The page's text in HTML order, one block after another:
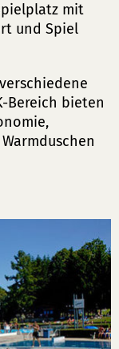
mit
und Spiel
Bereich bieten